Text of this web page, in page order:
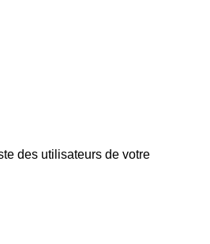
des utilisateurs de votre